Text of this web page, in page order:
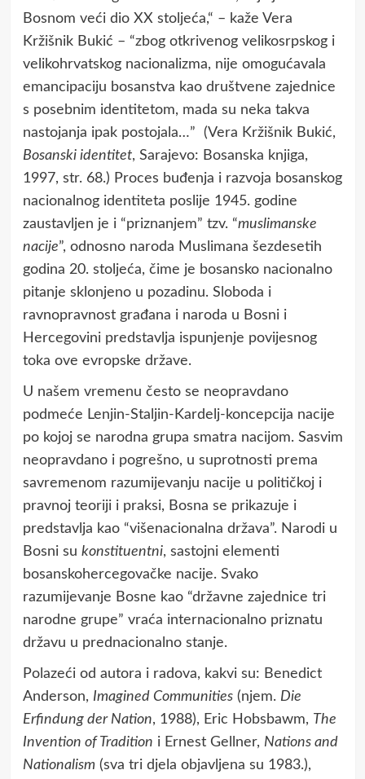
Bosnom veći dio XX stoljeća,“ – kaže Vera
Kržišnik Bukić – “zbog otkrivenog velikosrpskog i
velikohrvatskog nacionalizma, nije omogućavala
emancipaciju bosanstva kao društvene zajednice
s posebnim identitetom, mada su neka takva
nastojanja ipak postojala…” (Vera Kržišnik Bukić,
Bosanski identitet, Sarajevo: Bosanska knjiga,
1997, str. 68.) Proces buđenja i razvoja bosanskog
nacionalnog identiteta poslije 1945. godine
zaustavljen je i “priznanjem” tzv. “muslimanske
nacije”, odnosno naroda Muslimana šezdesetih
godina 20. stoljeća, čime je bosansko nacionalno
pitanje sklonjeno u pozadinu. Sloboda i
ravnopravnost građana i naroda u Bosni i
Hercegovini predstavlja ispunjenje povijesnog
toka ove evropske države.
U našem vremenu često se neopravdano
podmeće Lenjin-Staljin-Kardelj-koncepcija nacije
po kojoj se narodna grupa smatra nacijom. Sasvim
neopravdano i pogrešno, u suprotnosti prema
savremenom razumijevanju nacije u političkoj i
pravnoj teoriji i praksi, Bosna se prikazuje i
predstavlja kao “višenacionalna država”. Narodi u
Bosni su konstituentni, sastojni elementi
bosanskohercegovačke nacije. Svako
razumijevanje Bosne kao “državne zajednice tri
narodne grupe” vraća internacionalno priznatu
državu u prednacionalno stanje.
Polazeći od autora i radova, kakvi su: Benedict
Anderson, Imagined Communities(njem. Die
Erfindung der Nation, 1988), Eric Hobsbawm, The
Invention of Tradition i Ernest Gellner, Nations and
Nationalism (sva tri djela objavljena su 1983.),